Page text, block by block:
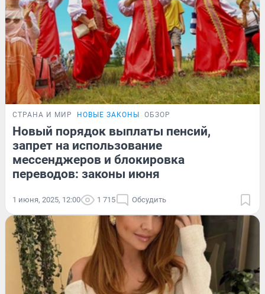
СТРАНА И МИР НОВЫЕ ЗАКОНЫ ОБЗОР
Новый порядок выплаты пенсий,
запрет на использование
мессенджеров и блокировка
переводов: законы июня
1 июня, 2025, 12:00 1 715 Обсудить